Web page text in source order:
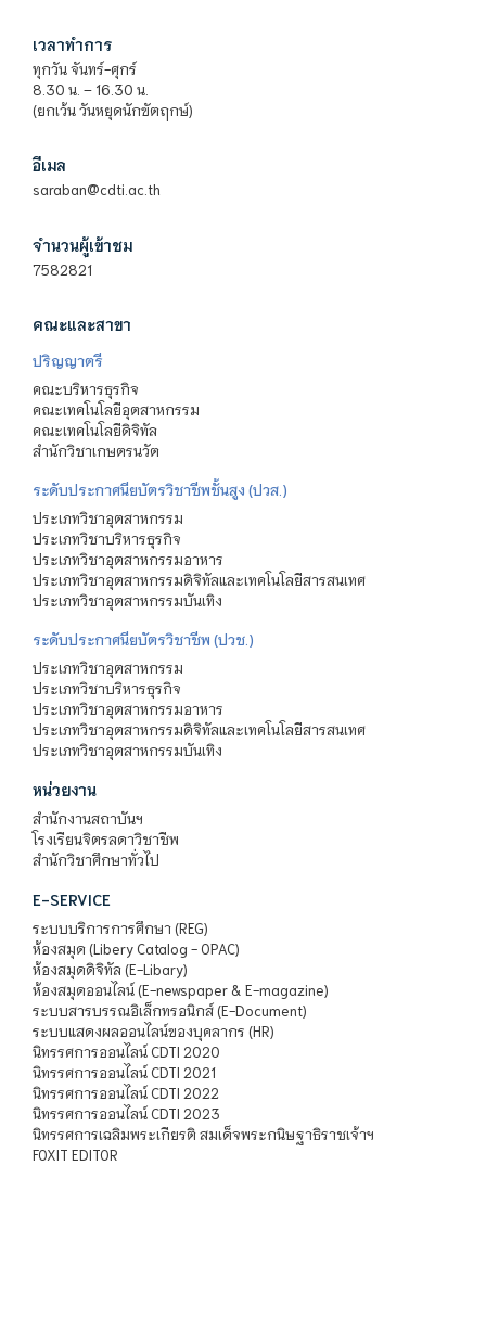
เวลาทำการ
ทุกวัน จันทร์-ศุกร์
8.30 น. – 16.30 น.
(ยกเว้น วันหยุดนักขัตฤกษ์)
อีเมล
saraban@cdti.ac.th
จำนวนผู้เข้าชม
7582821
คณะและสาขา
ปริญญาตรี
คณะบริหารธุรกิจ
คณะเทคโนโลยีอุตสาหกรรม
คณะเทคโนโลยีดิจิทัล
สำนักวิชาเกษตรนวัต
ระดับประกาศนียบัตรวิชาชีพชั้นสูง (ปวส.)
ประเภทวิชาอุตสาหกรรม
ประเภทวิชาบริหารธุรกิจ
ประเภทวิชาอุตสาหกรรมอาหาร
ประเภทวิชาอุตสาหกรรมดิจิทัลและเทคโนโลยีสารสนเทศ
ประเภทวิชาอุตสาหกรรมบันเทิง
ระดับประกาศนียบัตรวิชาชีพ (ปวช.)
ประเภทวิชาอุตสาหกรรม
ประเภทวิชาบริหารธุรกิจ
ประเภทวิชาอุตสาหกรรมอาหาร
ประเภทวิชาอุตสาหกรรมดิจิทัลและเทคโนโลยีสารสนเทศ
ประเภทวิชาอุตสาหกรรมบันเทิง
หน่วยงาน
สำนักงานสถาบันฯ
โรงเรียนจิตรลดาวิชาชีพ
สำนักวิชาศึกษาทั่วไป
E-SERVICE
ระบบบริการการศึกษา (REG)
ห้องสมุด (Libery Catalog - OPAC)
ห้องสมุดดิจิทัล (E-Libary)
ห้องสมุดออนไลน์ (E-newspaper & E-magazine)
ระบบสารบรรณอิเล็กทรอนิกส์ (E-Document)
ระบบแสดงผลออนไลน์ของบุคลากร (HR)
นิทรรศการออนไลน์ CDTI 2020
นิทรรศการออนไลน์ CDTI 2021
นิทรรศการออนไลน์ CDTI 2022
นิทรรศการออนไลน์ CDTI 2023
นิทรรศการเฉลิมพระเกียรติ สมเด็จพระกนิษฐาธิราชเจ้าฯ
FOXIT EDITOR